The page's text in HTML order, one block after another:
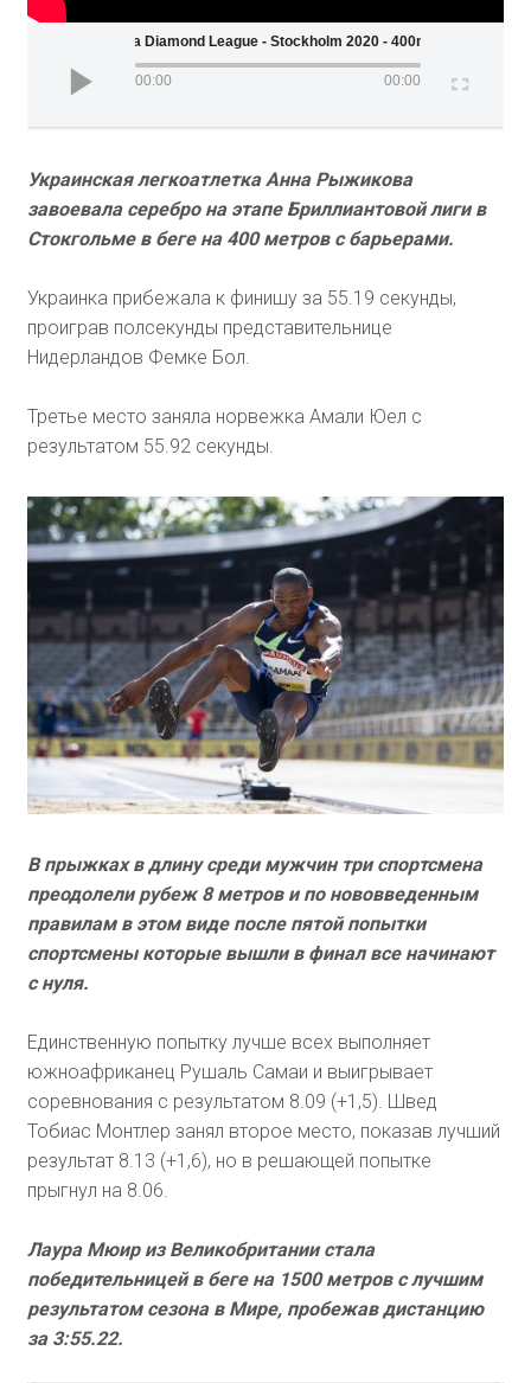
Wanda Diamond League - Stockholm 2020 - 400mH (Men)
00:00 00:00
Украинская легкоатлетка Анна Рыжикова
завоевала серебро на этапе Бриллиантовой лиги в
Стокгольме в беге на 400 метров с барьерами.
Украинка прибежала к финишу за 55.19 секунды,
проиграв полсекунды представительнице
Нидерландов Фемке Бол.
Третье место заняла норвежка Амали Юел с
результатом 55.92 секунды.
В прыжках в длину среди мужчин три спортсмена
преодолели рубеж 8 метров и по нововведенным
правилам в этом виде после пятой попытки
спортсмены которые вышли в финал все начинают
с нуля.
Единственную попытку лучше всех выполняет
южноафриканец Рушаль Самаи и выигрывает
соревнования с результатом 8.09 (+1,5). Швед
Тобиас Монтлер занял второе место, показав лучший
результат 8.13 (+1,6), но в решающей попытке
прыгнул на 8.06.
Лаура Мюир из Великобритании стала
победительницей в беге на 1500 метров с лучшим
результатом сезона в Мире, пробежав дистанцию
за 3:55.22.